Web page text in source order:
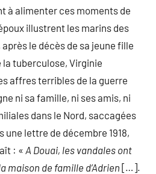
à alimenter ces moments de
illustrent les marins des
le décès de sa jeune fille
la tuberculose, Virginie
affres terribles de la guerre
ni sa famille, ni ses amis, ni
dans le Nord, saccagées
une lettre de décembre 1918,
: « A Douai, les vandales ont
de famille d’Adrien […].